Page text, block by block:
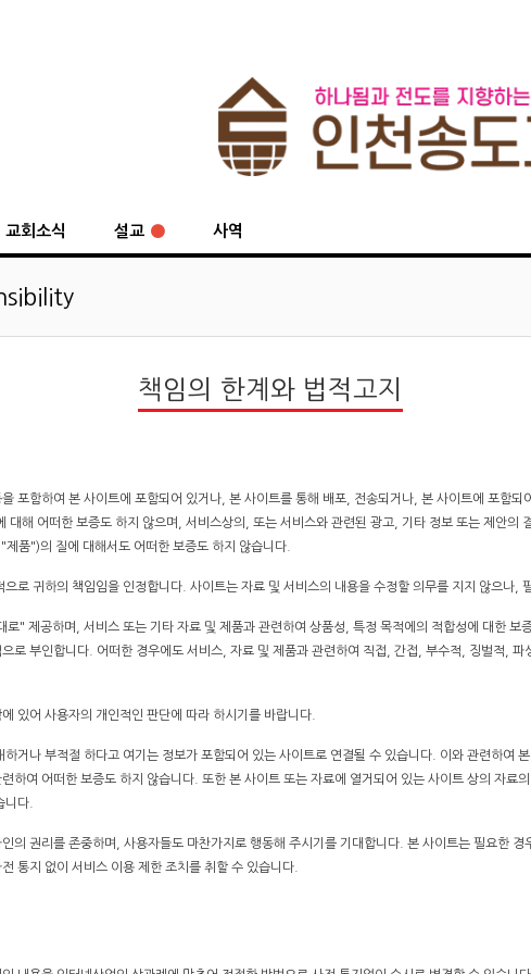
교회소식 설교 사역
책임의 한계와 법적고지
포함하여 본 사이트에 포함되어 있거나, 본 사이트를 통해 배포, 전송되거나, 본 사이트에 포함되
대해 어떠한 보증도 하지 않으며, 서비스상의, 또는 서비스와 관련된 광고, 기타 정보 또는 제안의
품")의 질에 대해서도 어떠한 보증도 하지 않습니다.
로 귀하의 책임임을 인정합니다. 사이트는 자료 및 서비스의 내용을 수정할 의무를 지지 않으나,
로" 제공하며, 서비스 또는 기타 자료 및 제품과 관련하여 상품성, 특정 목적에의 적합성에 대한 보
로 부인합니다. 어떠한 경우에도 서비스, 자료 및 제품과 관련하여 직접, 간접, 부수적, 징벌적, 파
있어 사용자의 개인적인 판단에 따라 하시기를 바랍니다.
거나 부적절 하다고 여기는 정보가 포함되어 있는 사이트로 연결될 수 있습니다. 이와 관련하여
하여 어떠한 보증도 하지 않습니다. 또한 본 사이트 또는 자료에 열거되어 있는 사이트 상의 자료
니다.
의 권리를 존중하며, 사용자들도 마찬가지로 행동해 주시기를 기대합니다. 본 사이트는 필요한 경
통지 없이 서비스 이용 제한 조치를 취할 수 있습니다.